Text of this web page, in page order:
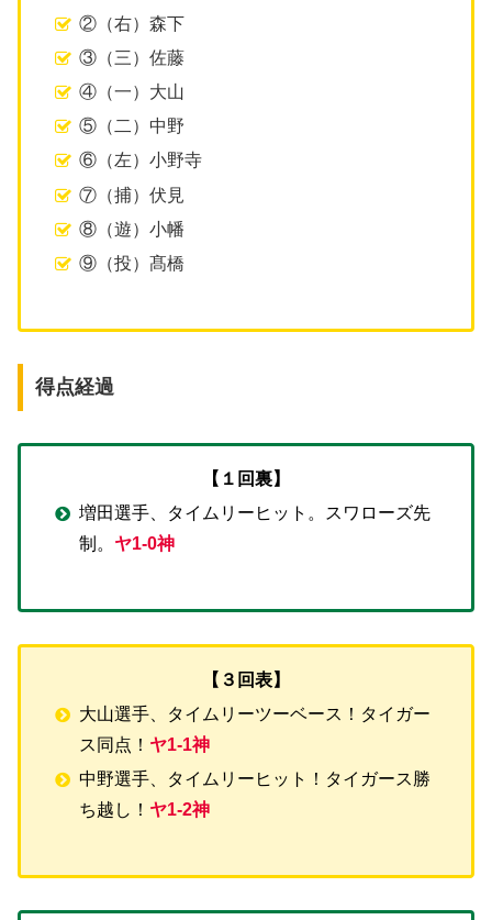
②（右）森下
③（三）佐藤
④（一）大山
⑤（二）中野
⑥（左）小野寺
⑦（捕）伏見
⑧（遊）小幡
⑨（投）髙橋
得点経過
【１回裏】
増田選手、タイムリーヒット。スワローズ先
制。 ヤ1-0神
【３回表】
大山選手、タイムリーツーベース！タイガー
ス同点！ ヤ1-1神
中野選手、タイムリーヒット！タイガース勝
ち越し！ ヤ1-2神